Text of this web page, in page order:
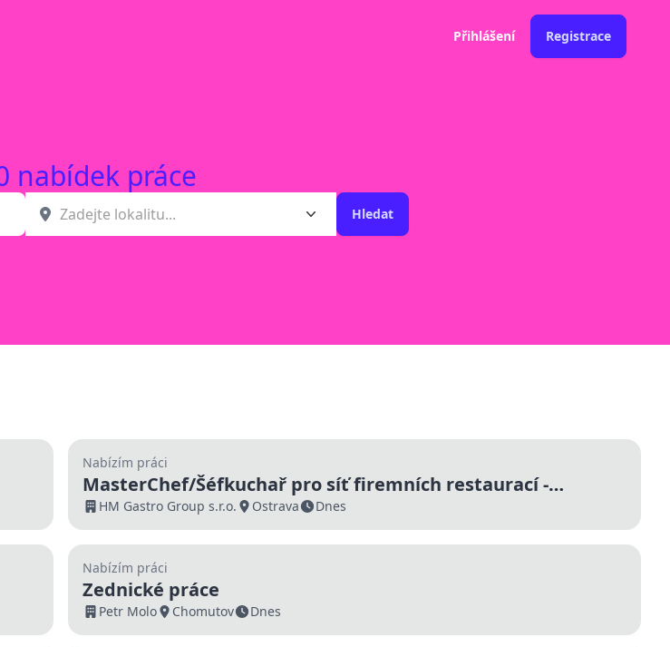
Přihlášení Registrace
nabídek práce
Hledat
Nabízím práci
MasterChef/Šéfkuchař pro síť firemních restaurací -
Moravskoslezský kraj (m/ž)
HM Gastro Group s.r.o. Ostrava Dnes
Nabízím práci
Zednické práce
Petr Molo Chomutov Dnes